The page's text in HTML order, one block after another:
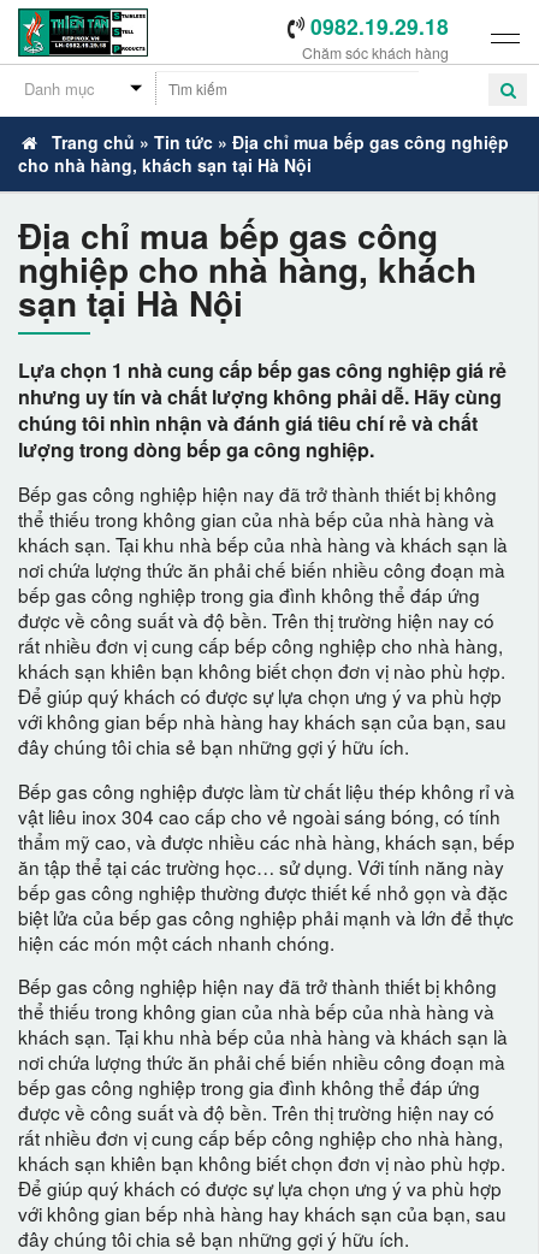
0982.19.29.18
Chăm sóc khách hàng
Trang chủ » Tin tức» Địa chỉ mua bếp gas công nghiệp
cho nhà hàng, khách sạn tại Hà Nội
Địa chỉ mua bếp gas công
nghiệp cho nhà hàng, khách
sạn tại Hà Nội
Lựa chọn 1 nhà cung cấp bếp gas công nghiệp giá rẻ
nhưng uy tín và chất lượng không phải dễ. Hãy cùng
chúng tôi nhìn nhận và đánh giá tiêu chí rẻ và chất
lượng trong dòng bếp ga công nghiệp.
Bếp gas công nghiệp hiện nay đã trở thành thiết bị không
thể thiếu trong không gian của nhà bếp của nhà hàng và
khách sạn. Tại khu nhà bếp của nhà hàng và khách sạn là
nơi chứa lượng thức ăn phải chế biến nhiều công đoạn mà
bếp gas công nghiệp trong gia đình không thể đáp ứng
được về công suất và độ bền. Trên thị trường hiện nay có
rất nhiều đơn vị cung cấp bếp công nghiệp cho nhà hàng,
khách sạn khiên bạn không biết chọn đơn vị nào phù hợp.
Để giúp quý khách có được sự lựa chọn ưng ý va phù hợp
với không gian bếp nhà hàng hay khách sạn của bạn, sau
đây chúng tôi chia sẻ bạn những gợi ý hữu ích.
Bếp gas công nghiệp được làm từ chất liệu thép không rỉ và
vật liêu inox 304 cao cấp cho vẻ ngoài sáng bóng, có tính
thẩm mỹ cao, và được nhiều các nhà hàng, khách sạn, bếp
ăn tập thể tại các trường học… sử dụng. Với tính năng này
bếp gas công nghiệp thường được thiết kế nhỏ gọn và đặc
biệt lửa của bếp gas công nghiệp phải mạnh và lớn để thực
hiện các món một cách nhanh chóng.
Bếp gas công nghiệp hiện nay đã trở thành thiết bị không
thể thiếu trong không gian của nhà bếp của nhà hàng và
khách sạn. Tại khu nhà bếp của nhà hàng và khách sạn là
nơi chứa lượng thức ăn phải chế biến nhiều công đoạn mà
bếp gas công nghiệp trong gia đình không thể đáp ứng
được về công suất và độ bền. Trên thị trường hiện nay có
rất nhiều đơn vị cung cấp bếp công nghiệp cho nhà hàng,
khách sạn khiên bạn không biết chọn đơn vị nào phù hợp.
Để giúp quý khách có được sự lựa chọn ưng ý va phù hợp
với không gian bếp nhà hàng hay khách sạn của bạn, sau
đây chúng tôi chia sẻ bạn những gợi ý hữu ích.